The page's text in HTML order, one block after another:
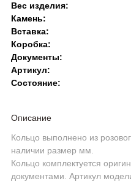
Вес изделия:
Камень:
Вставка:
Коробка:
Документы:
Артикул:
Состояние:
Описание
Кольцо выполнено из
наличии размер мм.
Кольцо комплектуется
документами. Артикул